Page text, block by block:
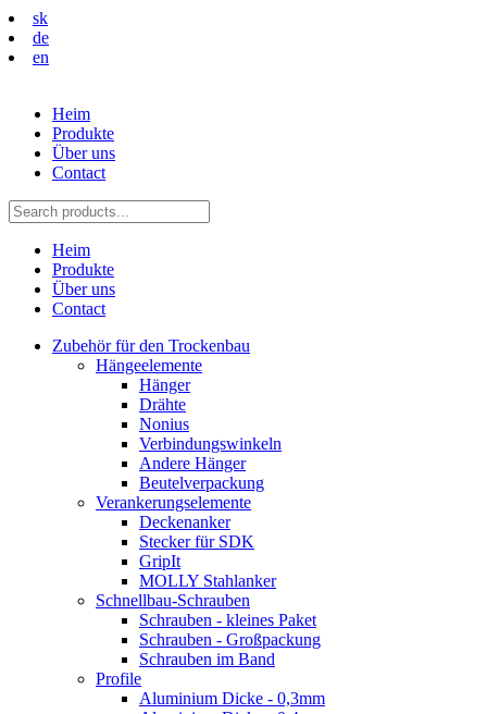
sk
de
en
Heim
Produkte
Über uns
Contact
Heim
Produkte
Über uns
Contact
Zubehör für den Trockenbau
Hängeelemente
Hänger
Drähte
Nonius
Verbindungswinkeln
Andere Hänger
Beutelverpackung
Verankerungselemente
Deckenanker
Stecker für SDK
GripIt
MOLLY Stahlanker
Schnellbau-Schrauben
Schrauben - kleines Paket
Schrauben - Großpackung
Schrauben im Band
Profile
Aluminium Dicke - 0,3mm